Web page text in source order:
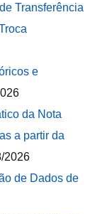
Transferência
e
da Nota
a partir da
2026
de Dados de